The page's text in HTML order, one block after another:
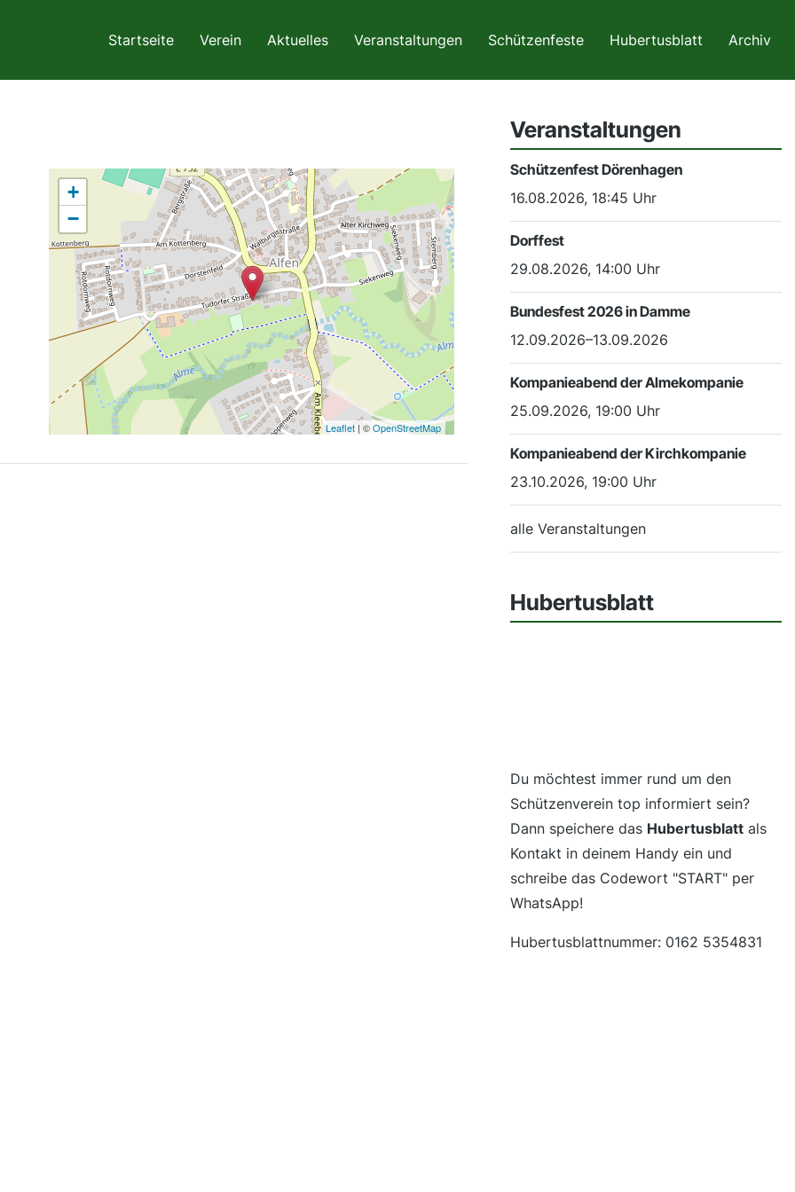
Startseite Verein Aktuelles Veranstaltungen Schützenfeste Hubertusblatt Archiv
+
−
Leaflet | ©OpenStreetMap
Veranstaltungen
Schützenfest Dörenhagen
16.08.2026, 18:45 Uhr
Dorffest
29.08.2026, 14:00 Uhr
Bundesfest 2026 in Damme
12.09.2026–13.09.2026
Kompanieabend der Almekompanie
25.09.2026, 19:00 Uhr
Kompanieabend der Kirchkompanie
23.10.2026, 19:00 Uhr
alle Veranstaltungen
Hubertusblatt
Du möchtest immer rund um den
Schützenverein top informiert sein?
Dann speichere das Hubertusblatt als
Kontakt in deinem Handy ein und
schreibe das Codewort "START" per
WhatsApp!
Hubertusblattnummer: 0162 5354831